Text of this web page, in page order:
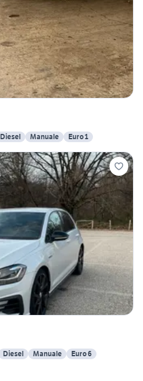
Diesel Manuale Euro 1
Diesel Manuale Euro 6